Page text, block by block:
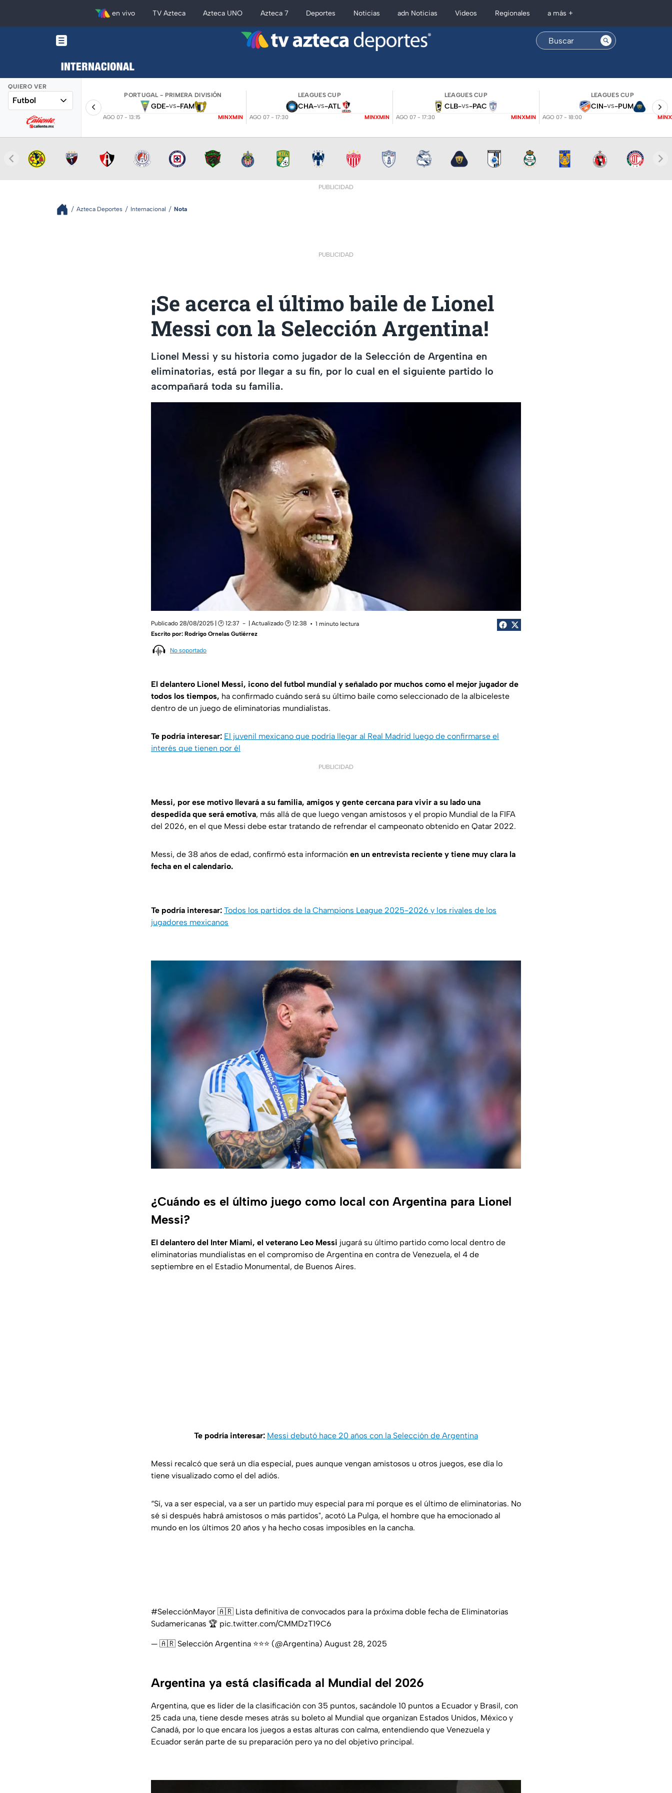
en vivo TV Azteca Azteca UNO Azteca 7 Deportes Noticias adn Noticias Videos Regionales a más +
QUIERO VER
Futbol
PORTUGAL - PRIMERA DIVISIÓN
GDE-VS-FAM
AGO 07 - 13:15 MINXMIN
LEAGUES CUP
CHA-VS-ATL
AGO 07 - 17:30 MINXMIN
LEAGUES CUP
CLB-VS-PAC
AGO 07 - 17:30 MINXMIN
LEAGUES CUP
CIN-VS-PUM
AGO 07 - 18:00
PUBLICIDAD
Azteca Deportes Internacional Nota
PUBLICIDAD
¡Se acerca el último baile de Lionel
Messi con la Selección Argentina!
Lionel Messi y su historia como jugador de la Selección de Argentina en
eliminatorias, está por llegar a su fin, por lo cual en el siguiente partido lo
acompañará toda su familia.
Publicado 28/08/2025 | 🕑 12:37 | Actualizado 🕑 12:38
1 minuto lectura
Escrito por: Rodrigo Ornelas Gutiérrez
No soportado
El delantero Lionel Messi, icono del futbol mundial y señalado por muchos como el mejor jugador de
todos los tiempos, ha confirmado cuándo será su último baile como seleccionado de la albiceleste
dentro de un juego de eliminatorias mundialistas.
Te podría interesar: El juvenil mexicano que podría llegar al Real Madrid luego de confirmarse el
interés que tienen por él
PUBLICIDAD
Messi, por ese motivo llevará a su familia, amigos y gente cercana para vivir a su lado una
despedida que será emotiva, más allá de que luego vengan amistosos y el propio Mundial de la FIFA
del 2026, en el que Messi debe estar tratando de refrendar el campeonato obtenido en Qatar 2022.
Messi, de 38 años de edad, confirmó esta información en un entrevista reciente y tiene muy clara la
fecha en el calendario.
Te podría interesar: Todos los partidos de la Champions League 2025-2026 y los rivales de los
jugadores mexicanos
¿Cuándo es el último juego como local con Argentina para Lionel
Messi?
El delantero del Inter Miami, el veterano Leo Messi jugará su último partido como local dentro de
eliminatorias mundialistas en el compromiso de Argentina en contra de Venezuela, el 4 de
septiembre en el Estadio Monumental, de Buenos Aires.
Te podría interesar: Messi debutó hace 20 años con la Selección de Argentina
Messi recalcó que será un día especial, pues aunque vengan amistosos u otros juegos, ese día lo
tiene visualizado como el del adiós.
“Sí, va a ser especial, va a ser un partido muy especial para mí porque es el último de eliminatorias. No
sé si después habrá amistosos o más partidos", acotó La Pulga, el hombre que ha emocionado al
mundo en los últimos 20 años y ha hecho cosas imposibles en la cancha.
#SelecciónMayor 🇦🇷 Lista definitiva de convocados para la próxima doble fecha de Eliminatorias
Sudamericanas 🏆 pic.twitter.com/CMMDzT19C6
— 🇦🇷 Selección Argentina ⭐⭐⭐ (@Argentina) August 28, 2025
Argentina ya está clasificada al Mundial del 2026
Argentina, que es líder de la clasificación con 35 puntos, sacándole 10 puntos a Ecuador y Brasil, con
25 cada una, tiene desde meses atrás su boleto al Mundial que organizan Estados Unidos, México y
Canadá, por lo que encara los juegos a estas alturas con calma, entendiendo que Venezuela y
Ecuador serán parte de su preparación pero ya no del objetivo principal.